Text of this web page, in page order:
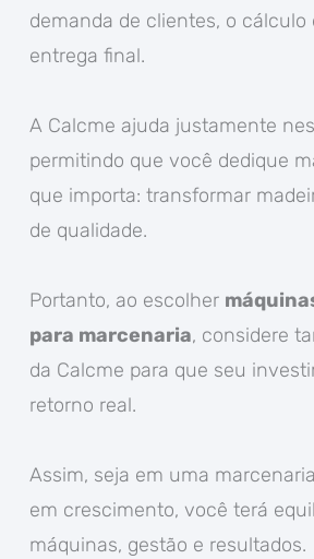
demanda de clientes, o cálculo
entrega final.
A Calcme ajuda justamente
permitindo que você dedique
que importa: transformar
de qualidade.
Portanto, ao escolher
para marcenaria, considere
da Calcme para que seu
retorno real.
Assim, seja em uma
em crescimento, você terá
máquinas, gestão e resultados.